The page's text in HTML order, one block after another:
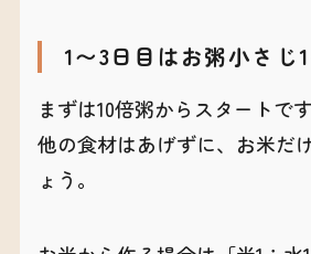
1〜3日目はお粥小さじ
まずは10倍粥からスタートです
他の食材はあげずに、お米だ
ょう。